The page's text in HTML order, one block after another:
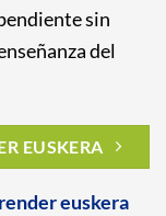
sin
del
EUSKERA
euskera